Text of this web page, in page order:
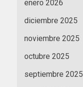
enero 2026
diciembre 2025
noviembre 2025
octubre 2025
septiembre 2025